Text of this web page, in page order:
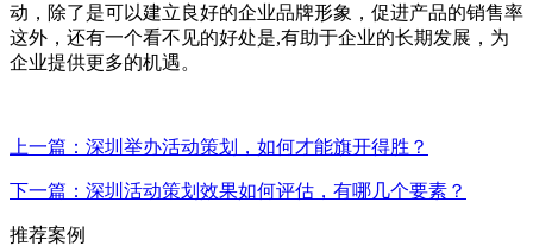
动，除了是可以建立良好的企业品牌形象，促进产品的销售率
这外，还有一个看不见的好处是,有助于企业的长期发展，为
企业提供更多的机遇。
上一篇：深圳举办活动策划，如何才能旗开得胜？
下一篇：深圳活动策划效果如何评估，有哪几个要素？
推荐案例